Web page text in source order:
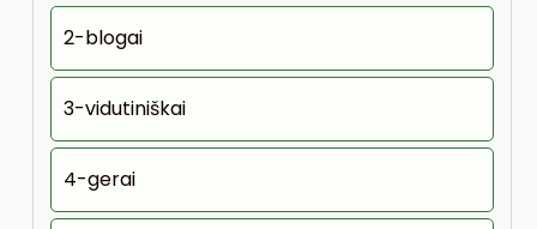
2-blogai
3-vidutiniškai
4-gerai